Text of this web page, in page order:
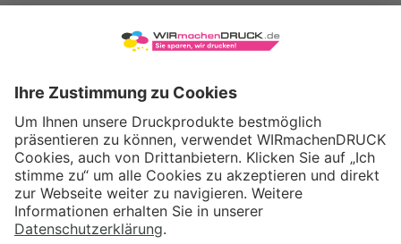
WIRmachenDRUCK GmbH
71522 Backnang
Tel.: +49 (0) 711 995 982 - 20
Fax: +49 (0) 711 995 982 - 21
SOCIAL MEDIA